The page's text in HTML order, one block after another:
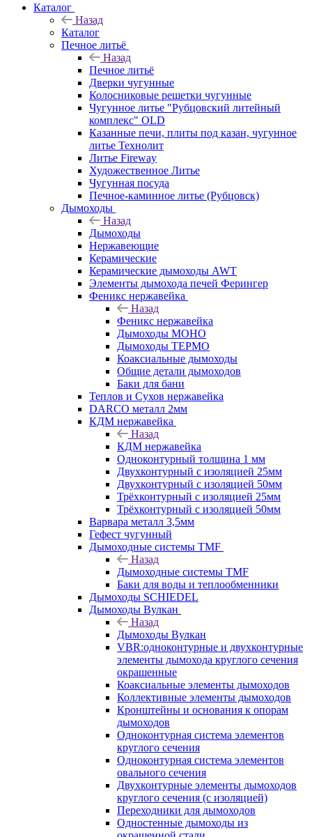
Каталог
Назад
Каталог
Печное литьё
Назад
Печное литьё
Дверки чугунные
Колосниковые решетки чугунные
Чугунное литье "Рубцовский литейный
комплекс" OLD
Казанные печи, плиты под казан, чугунное
литье Технолит
Литье Fireway
Художественное Литье
Чугунная посуда
Печное-каминное литье (Рубцовск)
Дымоходы
Назад
Дымоходы
Нержавеющие
Керамические
Керамические дымоходы AWT
Элементы дымохода печей Ферингер
Феникс нержавейка
Назад
Феникс нержавейка
Дымоходы МОНО
Дымоходы ТЕРМО
Коаксиальные дымоходы
Общие детали дымоходов
Баки для бани
Теплов и Сухов нержавейка
DARCO металл 2мм
КДМ нержавейка
Назад
КДМ нержавейка
Одноконтурный толщина 1 мм
Двухконтурный с изоляцией 25мм
Двухконтурный с изоляцией 50мм
Трёхконтурный с изоляцией 25мм
Трёхконтурный с изоляцией 50мм
Варвара металл 3,5мм
Гефест чугунный
Дымоходные системы TMF
Назад
Дымоходные системы TMF
Баки для воды и теплообменники
Дымоходы SCHIEDEL
Дымоходы Вулкан
Назад
Дымоходы Вулкан
VBR:одноконтурные и двухконтурные
элементы дымохода круглого сечения
окрашенные
Коаксиальные элементы дымоходов
Коллективные элементы дымоходов
Кронштейны и основания к опорам
дымоходов
Одноконтурная система элементов
круглого сечения
Одноконтурная система элементов
овального сечения
Двухконтурные элементы дымоходов
круглого сечения (с изоляцией)
Переходники для дымоходов
Одностенные дымоходы из